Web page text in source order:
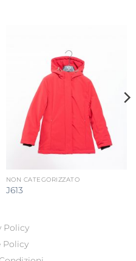
NON CATEGORIZZATO
J613
Policy
Policy